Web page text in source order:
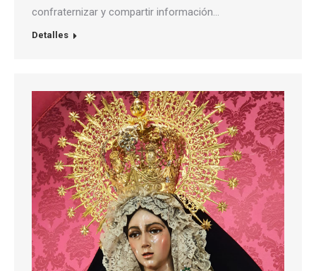
confraternizar y compartir información…
Detalles